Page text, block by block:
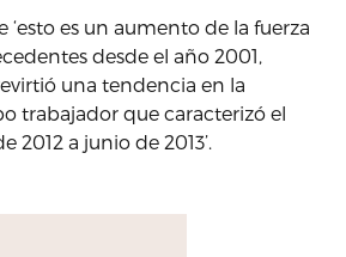
‘esto es un aumento de la fuerza
desde el año 2001,
una tendencia en la
trabajador que caracterizó el
2012 a junio de 2013’.